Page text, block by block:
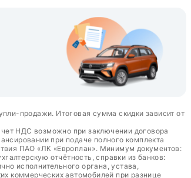
продажи. Итоговая сумма скидки зависит от
НДС возможно при заключении договора
при подаче полного комплекта
ПАО «ЛК «Европлан». Минимум документов:
отчётность, справки из банков:
исполнительного органа, устава,
коммерческих автомобилей при разнице